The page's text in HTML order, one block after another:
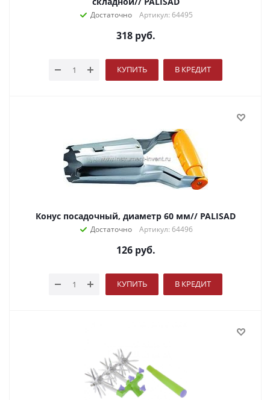
Достаточно Артикул: 64495
318руб.
КУПИТЬ В КРЕДИТ
Конус посадочный, диаметр 60 мм// PALISAD
Достаточно Артикул: 64496
126руб.
КУПИТЬ В КРЕДИТ